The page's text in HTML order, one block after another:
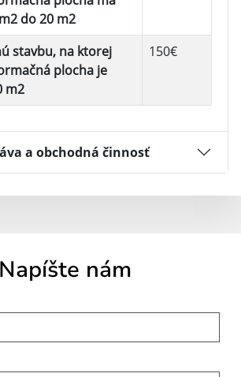
do 20 m2
stavbu, na ktorej
plocha je
m2
150€
a obchodná činnosť
Napíšte nám